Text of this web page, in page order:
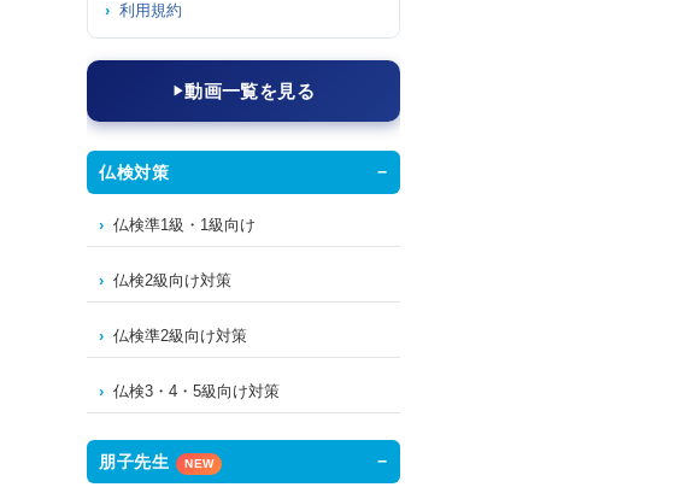
利用規約
動画一覧を見る
仏検対策
仏検準1級・1級向け
仏検2級向け対策
仏検準2級向け対策
仏検3・4・5級向け対策
朋子先生 NEW